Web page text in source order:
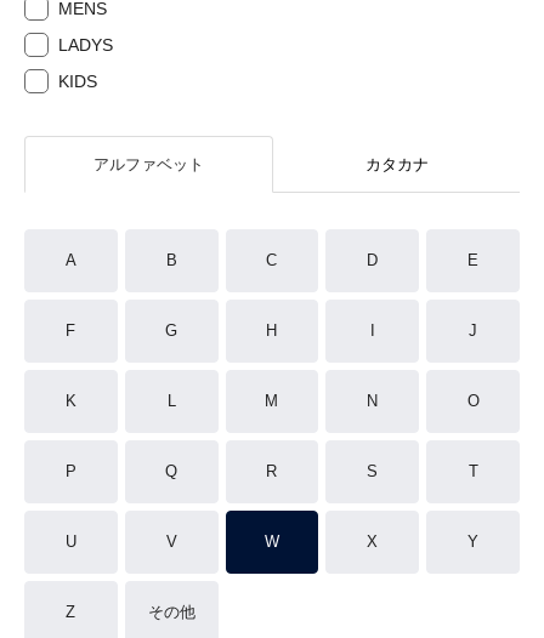
MENS
LADYS
KIDS
アルファベット カタカナ
A B C D E
F G H J
K L M N O
P Q R S T
U V W X Y
Z その他